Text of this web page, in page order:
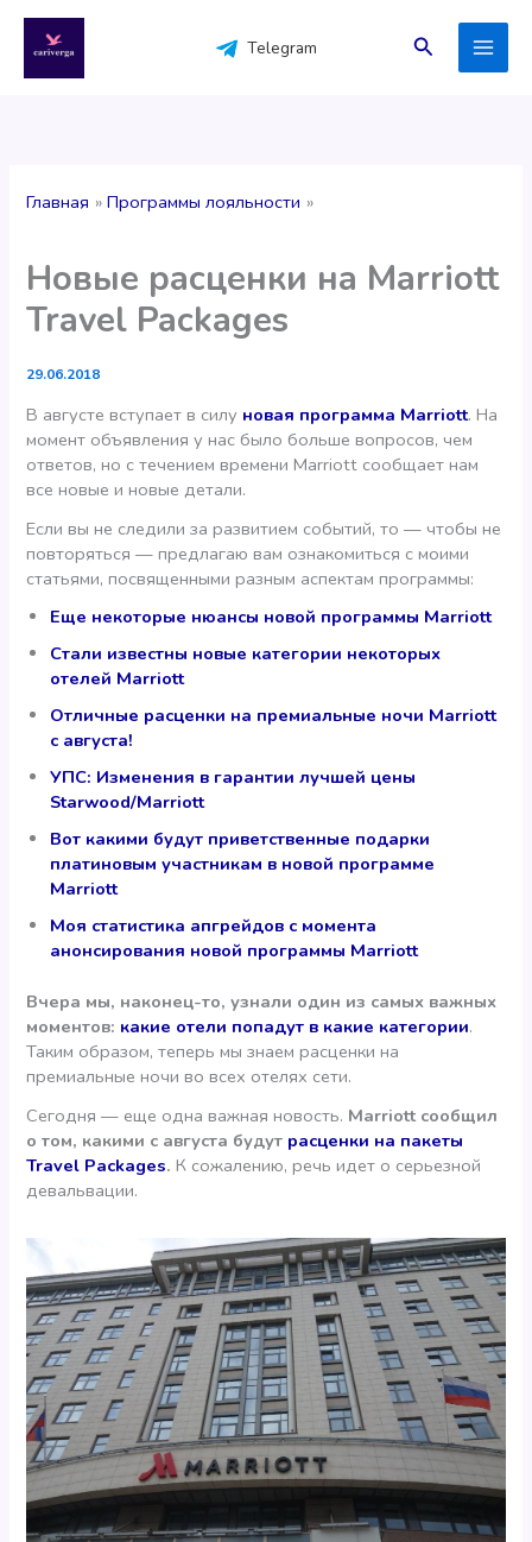
содержимому
Telegram Поиск
Главная Программы лояльности
Новые расценки на Marriott
Travel Packages
29.06.2018
В августе вступает в силу новая программа Marriott. На
момент объявления у нас было больше вопросов, чем
ответов, но с течением времени Marriott сообщает нам
все новые и новые детали.
Если вы не следили за развитием событий, то — чтобы не
повторяться — предлагаю вам ознакомиться с моими
статьями, посвященными разным аспектам программы:
Еще некоторые нюансы новой программы Marriott
Стали известны новые категории некоторых
отелей Marriott
Отличные расценки на премиальные ночи Marriott
с августа!
УПС: Изменения в гарантии лучшей цены
Starwood/Marriott
Вот какими будут приветственные подарки
платиновым участникам в новой программе
Marriott
Моя статистика апгрейдов с момента
анонсирования новой программы Marriott
Вчера мы, наконец-то, узнали один из самых важных
моментов: какие отели попадут в какие категории.
Таким образом, теперь мы знаем расценки на
премиальные ночи во всех отелях сети.
Сегодня — еще одна важная новость. Marriott сообщил
о том, какими с августа будут расценки на пакеты
Travel Packages. К сожалению, речь идет о серьезной
девальвации.